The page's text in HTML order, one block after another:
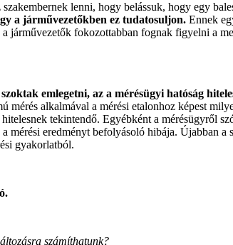
lenni, hogy belássuk, hogy egy
a járművezetőkben ez tudatosuljon. Ennek
járművezetők fokozottabban fognak figyelni a
emlegetni, az a mérésügyi hatóság
mérés alkalmával a mérési etalonhoz képest
tekintendő. Egyébként a mérésügyről
eredményt befolyásoló hibája. Újabban a
gyakorlatból.
számíthatunk?